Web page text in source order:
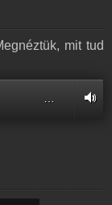
mit tud